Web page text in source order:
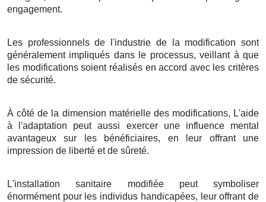
engagement.
Les professionnels de l'industrie de la modification sont
généralement impliqués dans le processus, veillant à que
les modifications soient réalisés en accord avec les critères
de sécurité.
À côté de la dimension matérielle des modifications, L'aide
à l'adaptation peut aussi exercer une influence mental
avantageux sur les bénéficiaires, en leur offrant une
impression de liberté et de sûreté.
L'installation sanitaire modifiée peut symboliser
énormément pour les individus handicapées, leur offrant de